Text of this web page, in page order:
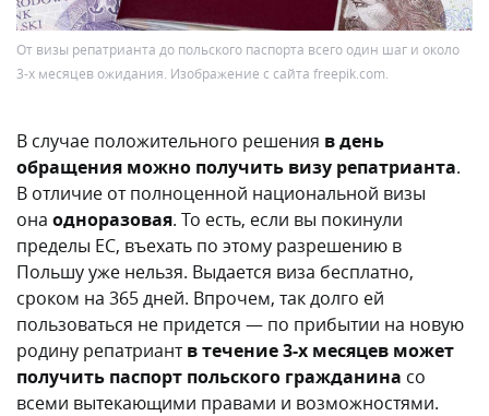
От визы репатрианта до польского паспорта всего один шаг и около
3-х месяцев ожидания. Изображение с сайта freepik.com.
В случае положительного решения в день
обращения можно получить визу репатрианта.
В отличие от полноценной национальной визы
она одноразовая. То есть, если вы покинули
пределы ЕС, въехать по этому разрешению в
Польшу уже нельзя. Выдается виза бесплатно,
сроком на 365 дней. Впрочем, так долго ей
пользоваться не придется — по прибытии на новую
родину репатриантв течение 3-х месяцев может
получить паспорт польского гражданина со
всеми вытекающими правами и возможностями.